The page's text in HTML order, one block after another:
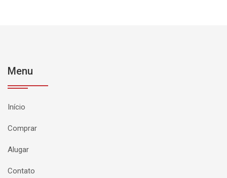
Menu
Início
Comprar
Alugar
Contato